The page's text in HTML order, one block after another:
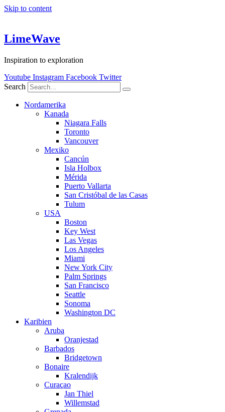
Skip to content
LimeWave
Inspiration to exploration
Youtube Instagram Facebook Twitter
Search
Nordamerika
Kanada
Niagara Falls
Toronto
Vancouver
Mexiko
Cancún
Isla Holbox
Mérida
Puerto Vallarta
San Cristóbal de las Casas
Tulum
USA
Boston
Key West
Las Vegas
Los Angeles
Miami
New York City
Palm Springs
San Francisco
Seattle
Sonoma
Washington DC
Karibien
Aruba
Oranjestad
Barbados
Bridgetown
Bonaire
Kralendijk
Curaçao
Jan Thiel
Willemstad